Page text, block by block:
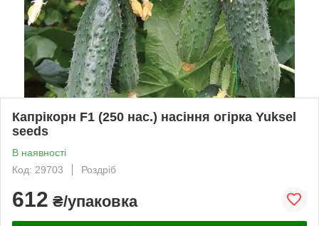
Капрікорн F1 (250 нас.) насіння огірка Yuksel
seeds
В наявності
Код: 29703
Роздріб
612 ₴/упаковка